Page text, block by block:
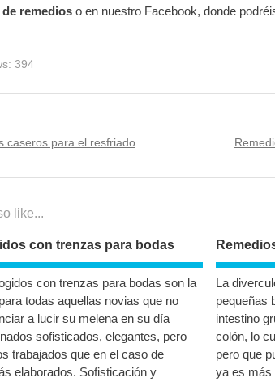
remedioso en nuestro Facebook, donde
394
caseros para el resfriado
Next
like...
con trenzas para bodas
con trenzas para bodas son la
todas aquellas novias que no
a lucir su melena en su día
sofisticados, elegantes, pero
trabajados que en el caso de
elaborados. Sofisticación y
La
pequeñas
intestino
colón, lo
pero que
ya es más